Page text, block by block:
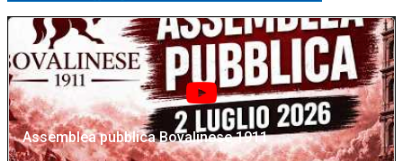
Assemblea pubblica Bovalinese 1911